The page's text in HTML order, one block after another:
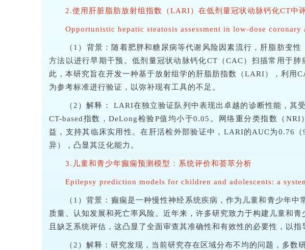
2.使用肝脏脂肪放射组指数（LARI）在低剂量冠状动脉钙化CT中
Opportunistic hepatic steatosis assessment in low-dose
（1）背景：随着肥胖和糖尿病等代谢风险因素流行，肝脂肪变
方法以进行早期干预。低剂量冠状动脉钙化CT（CAC）扫描常用于
此，本研究旨在开发一种基于放射组学的肝脂肪指数（LARI），利用
为参考标准进行验证，以弥补现有工具的不足。
（2）解释： LARI在独立验证队列中表现出卓越的诊断性能，
CT-based指数，DeLong检验P值均小于0.05。网络重分类指数（
益，支持其临床实用性。在肝活检外部验证中，LARI的AUC为0.76
异），凸显其泛化能力。
3.儿童和青少年癫痫预测模型：系统评价和荟萃分析
Epilepsy prediction models for children and adolescents: a
（1）背景：癫痫是一种慢性神经系统疾病，作为儿童和青少年
质量、认知发展和死亡率风险。近年来，许多研究致力于构建儿童和
且缺乏系统评估，这凸显了全面审查其准确性和有效性的必要性，以指
（2）解释：研究发现，当前研究存在区域分布不均的问题，多